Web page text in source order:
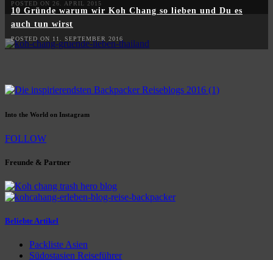
POSTED ON 26. APRIL 2015
10 Gründe warum wir Koh Chang so lieben und Du es
auch tun wirst
POSTED ON 11. SEPTEMBER 2016
Into the World on Instagram
FOLLOW
Freunde & Partner
Beliebte Artikel
Packliste Asien
Südostasien Reiseführer